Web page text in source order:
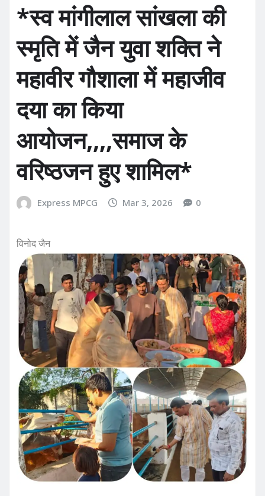
*स्व मांगीलाल सांखला की
स्मृति में जैन युवा शक्ति ने
महावीर गौशाला में महाजीव
दया का किया
आयोजन,,,,समाज के
वरिष्ठजन हुए शामिल*
Express MPCG Mar 3, 2026 0
विनोद जैन